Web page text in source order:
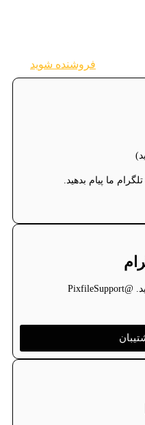
فروشنده شوید